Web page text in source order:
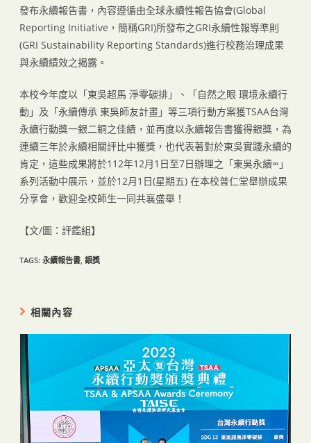
發布永續報告書，內容遵循由全球永續性報告協會(Global
Reporting Initiative，簡稱GRI)所發布之GRI永續性報導準則
(GRI Sustainability Reporting Standards)進行校務治理成果
與永續績效之揭露。
本校今年度以「東吳超馬 淨零碳排」、「自然之眼 環境永續行
動」及「永續傳承 東吳師友計畫」等三項行動方案獲TSAA台灣
永續行動獎一銀二銅之佳績，並再度以永續報告書獲得銀獎，為
連續三年於永續相關評比中獲獎，也代表著對於東吳實踐永續的
肯定，這些成果將於112年12月1日至7日辦理之「東吳永續∞」
系列活動中展示，並於12月1日(星期五) 在本校普仁堂舉辦成果
分享會，歡迎全校師生一同共襄盛舉！
【文/圖：評鑑組】
TAGS: 永續報告書, 銀獎
相關內容